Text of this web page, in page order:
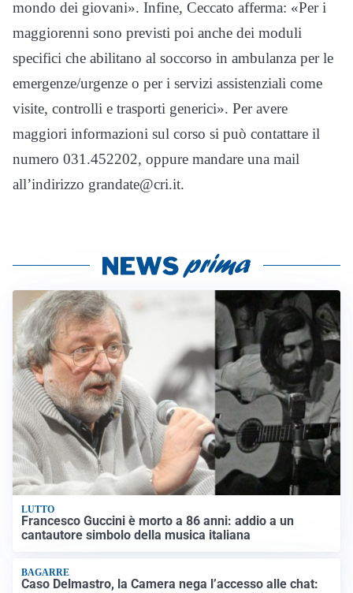
mondo dei giovani». Infine, Ceccato afferma: «Per i
maggiorenni sono previsti poi anche dei moduli
specifici che abilitano al soccorso in ambulanza per le
emergenze/urgenze o per i servizi assistenziali come
visite, controlli e trasporti generici». Per avere
maggiori informazioni sul corso si può contattare il
numero 031.452202, oppure mandare una mail
all’indirizzo grandate@cri.it.
LUTTO
Francesco Guccini è morto a 86 anni: addio a un
cantautore simbolo della musica italiana
BAGARRE
Caso Delmastro, la Camera nega l’accesso alle chat: